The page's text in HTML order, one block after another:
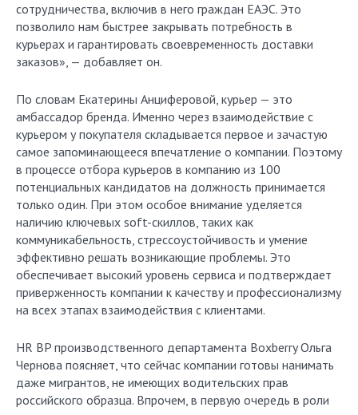
сотрудничества, включив в него граждан ЕАЭС. Это
позволило нам быстрее закрывать потребность в
курьерах и гарантировать своевременность доставки
заказов», — добавляет он.
По словам Екатерины Анциферовой, курьер — это
амбассадор бренда. Именно через взаимодействие с
курьером у покупателя складывается первое и зачастую
самое запоминающееся впечатление о компании. Поэтому
в процессе отбора курьеров в компанию из 100
потенциальных кандидатов на должность принимается
только один. При этом особое внимание уделяется
наличию ключевых soft-скиллов, таких как
коммуникабельность, стрессоустойчивость и умение
эффективно решать возникающие проблемы. Это
обеспечивает высокий уровень сервиса и подтверждает
приверженность компании к качеству и профессионализму
на всех этапах взаимодействия с клиентами.
HR BP производственного департамента Boxberry Ольга
Чернова поясняет, что сейчас компании готовы нанимать
даже мигрантов, не имеющих водительских прав
российского образца. Впрочем, в первую очередь в роли